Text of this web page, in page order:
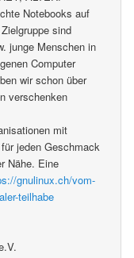
Notebooks auf
sind
junge Menschen in
Computer
wir schon über
verschenken
mit
jeden Geschmack
Nähe. Eine
gnulinux.ch/vom-
teilhabe